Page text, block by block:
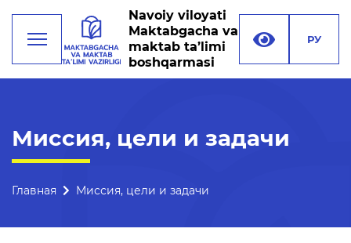
Структура управления
Navoiy viloyati
Maktabgacha va
maktab ta’limi
boshqarmasi
РУ
Миссия, цели и задачи
Главная Миссия, цели и задачи